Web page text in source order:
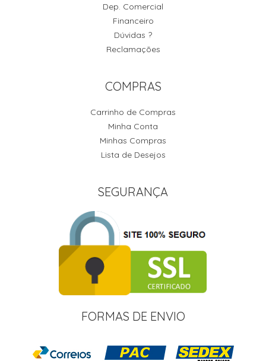
Dep. Comercial
Financeiro
Dúvidas ?
Reclamações
COMPRAS
Carrinho de Compras
Minha Conta
Minhas Compras
Lista de Desejos
SEGURANÇA
FORMAS DE ENVIO